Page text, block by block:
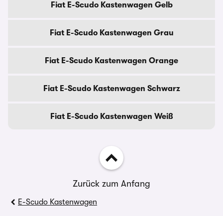
Fiat E-Scudo Kastenwagen Gelb
Fiat E-Scudo Kastenwagen Grau
Fiat E-Scudo Kastenwagen Orange
Fiat E-Scudo Kastenwagen Schwarz
Fiat E-Scudo Kastenwagen Weiß
Zurück zum Anfang
E-Scudo Kastenwagen